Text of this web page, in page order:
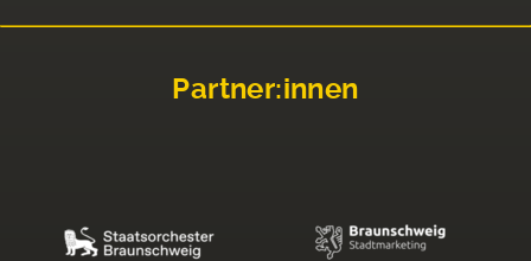
Partner:innen